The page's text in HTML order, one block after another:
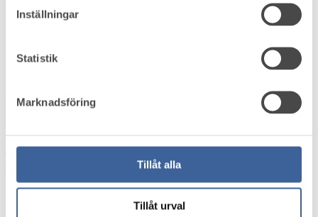
Inställningar
Statistik
Marknadsföring
Tillåt alla
Tillåt urval
Hitta företagshälsor